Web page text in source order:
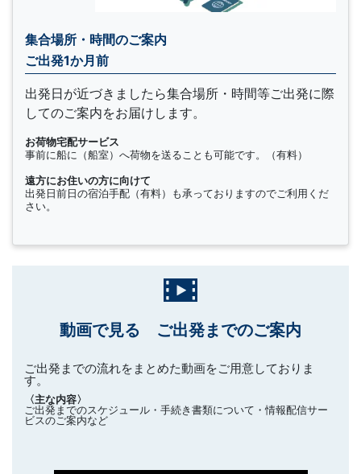
集合場所・時間のご案内
ご出発1か月前
出発日が近づきましたら集合場所・時間等ご出発に際
してのご案内をお届けします。
お荷物宅配サービス
事前に船に（船室）へ荷物を送ることも可能です。（有料）
遠方にお住いの方に向けて
出発日前日の宿泊手配（有料）も承っておりますのでご利用くだ
さい。
動画で見る ご出発までのご案内
ご出発までの流れをまとめた動画をご用意しておりま
す。
〈主な内容〉
ご出発までのスケジュール・手続き書類について・情報配信サー
ビスのご案内など